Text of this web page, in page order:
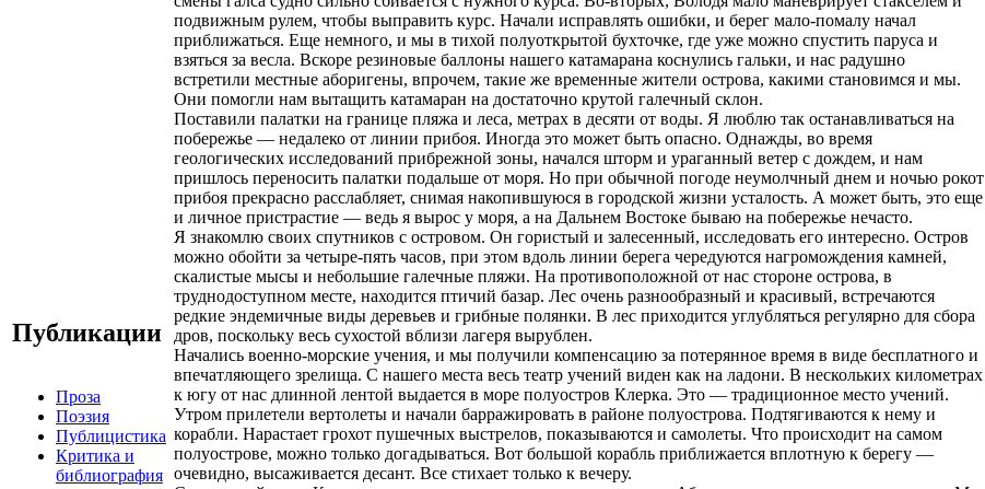
Публикации
Проза
Поэзия
Публицистика
Критика и
библиография
подвижным рулем, чтобы выправить курс. Начали исправлять ошибки, и берег мало-помалу начал
приближаться. Еще немного, и мы в тихой полуоткрытой бухточке, где уже можно спустить паруса и
взяться за весла. Вскоре резиновые баллоны нашего катамарана коснулись гальки, и нас радушно
встретили местные аборигены, впрочем, такие же временные жители острова, какими становимся и мы.
Они помогли нам вытащить катамаран на достаточно крутой галечный склон.
Поставили палатки на границе пляжа и леса, метрах в десяти от воды. Я люблю так останавливаться на
побережье — недалеко от линии прибоя. Иногда это может быть опасно. Однажды, во время
геологических исследований прибрежной зоны, начался шторм и ураганный ветер с дождем, и нам
пришлось переносить палатки подальше от моря. Но при обычной погоде неумолчный днем и ночью рокот
прибоя прекрасно расслабляет, снимая накопившуюся в городской жизни усталость. А может быть, это еще
и личное пристрастие — ведь я вырос у моря, а на Дальнем Востоке бываю на побережье нечасто.
Я знакомлю своих спутников с островом. Он гористый и залесенный, исследовать его интересно. Остров
можно обойти за четыре-пять часов, при этом вдоль линии берега чередуются нагромождения камней,
скалистые мысы и небольшие галечные пляжи. На противоположной от нас стороне острова, в
труднодоступном месте, находится птичий базар. Лес очень разнообразный и красивый, встречаются
редкие эндемичные виды деревьев и грибные полянки. В лес приходится углубляться регулярно для сбора
дров, поскольку весь сухостой вблизи лагеря вырублен.
Начались военно-морские учения, и мы получили компенсацию за потерянное время в виде бесплатного и
впечатляющего зрелища. С нашего места весь театр учений виден как на ладони. В нескольких километрах
к югу от нас длинной лентой выдается в море полуостров Клерка. Это — традиционное место учений.
Утром прилетели вертолеты и начали барражировать в районе полуострова. Подтягиваются к нему и
корабли. Нарастает грохот пушечных выстрелов, показываются и самолеты. Что происходит на самом
полуострове, можно только догадываться. Вот большой корабль приближается вплотную к берегу —
очевидно, высаживается десант. Все стихает только к вечеру.